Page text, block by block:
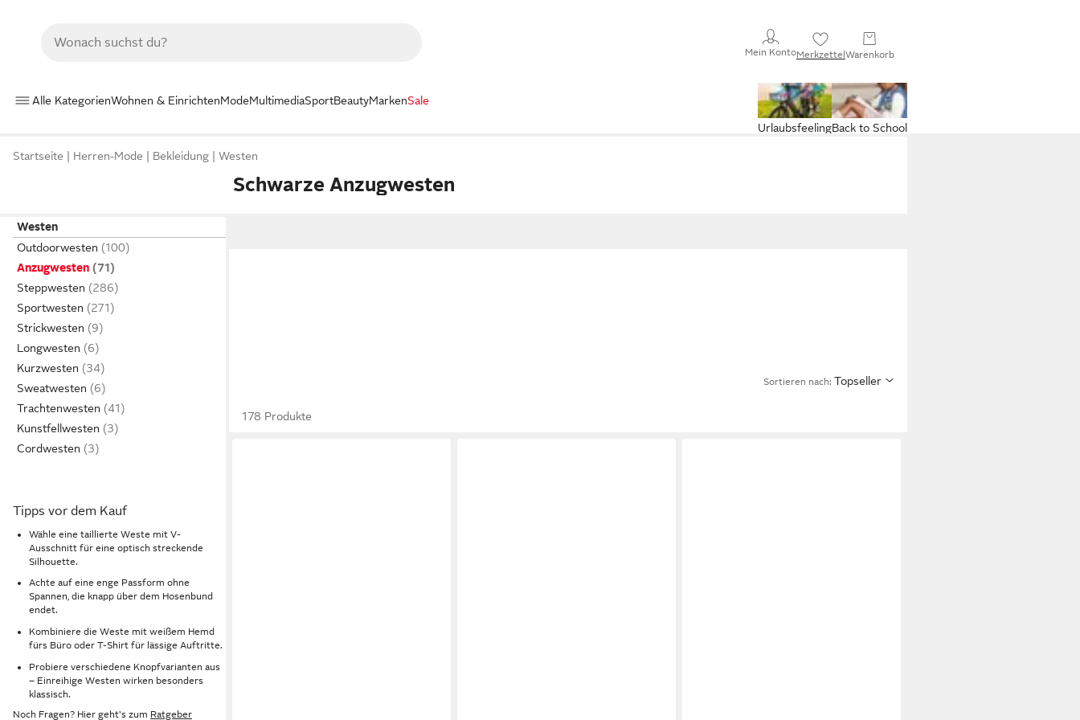
Mein KontoMerkzettelWarenkorb
Alle KategorienWohnen & EinrichtenModeMultimediaSportBeautyMarkenSale
Back to School
Urlaubsfeeling
Startseite Herren-Mode Bekleidung Westen
Schwarze Anzugwesten
Westen
Outdoorwesten
Anzugwesten
Steppwesten
Sportwesten
Strickwesten
Longwesten
Kurzwesten
Sweatwesten
Trachtenwesten
Kunstfellwesten
Cordwesten
Tipps vor dem Kauf
Wähle eine taillierte Weste mit V-
Ausschnitt für eine optisch streckende
Silhouette.
Achte auf eine enge Passform ohne
Spannen, die knapp über dem Hosenbund
endet.
Kombiniere die Weste mit weißem Hemd
fürs Büro oder T-Shirt für lässige Auftritte.
Probiere verschiedene Knopfvarianten aus
– Einreihige Westen wirken besonders
klassisch.
Noch Fragen? Hier geht's zum Ratgeber
Sortieren nach: Topseller
178 Produkte